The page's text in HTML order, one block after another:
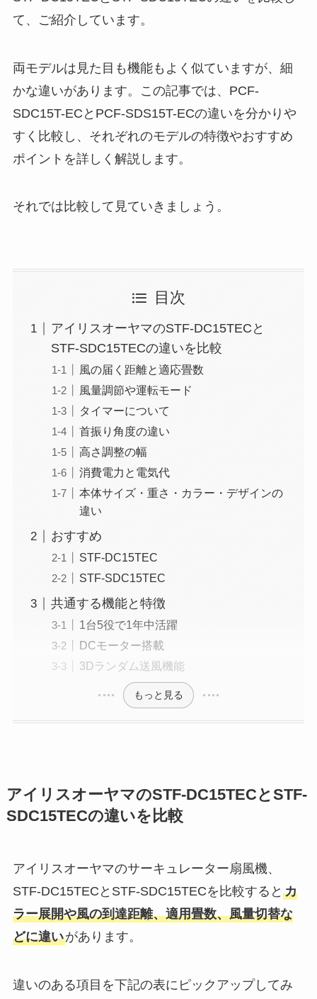
て、ご紹介しています。
両モデルは見た目も機能もよく似ていますが、細
かな違いがあります。この記事では、PCF-
SDC15T-ECとPCF-SDS15T-ECの違いを分かりや
すく比較し、それぞれのモデルの特徴やおすすめ
ポイントを詳しく解説します。
それでは比較して見ていきましょう。
目次
アイリスオーヤマのSTF-DC15TECと
STF-SDC15TECの違いを比較
風の届く距離と適応畳数
風量調節や運転モード
タイマーについて
首振り角度の違い
高さ調整の幅
消費電力と電気代
本体サイズ・重さ・カラー・デザインの
違い
おすすめ
STF-DC15TEC
STF-SDC15TEC
共通する機能と特徴
1台5役で1年中活躍
DCモーター搭載
3Dランダム送風機能
もっと見る
アイリスオーヤマのSTF-DC15TECとSTF-
SDC15TECの違いを比較
アイリスオーヤマのサーキュレーター扇風機、
STF-DC15TECとSTF-SDC15TECを比較すると カ
ラー展開や風の到達距離、適用畳数、風量切替な
どに違いがあります。
違いのある項目を下記の表にピックアップしてみ